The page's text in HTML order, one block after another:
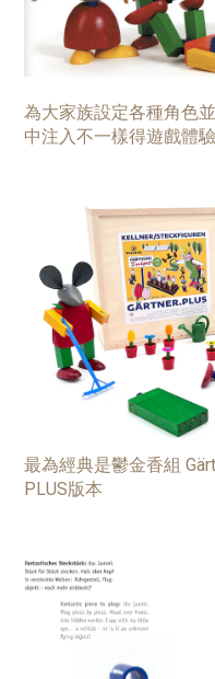
為大家族設定各種角色
中注入不一樣得遊戲體驗
最為經典是鬱金香組
PLUS版本